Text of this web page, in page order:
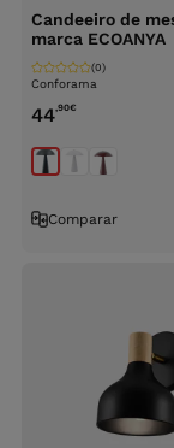
Candeeiro de
marca ECOANYA
Conforama
(0)
44,90€
Comparar